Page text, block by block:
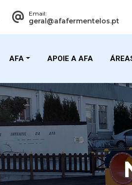
Email:
geral@afafermentelos.pt
AFA APOIE A AFA